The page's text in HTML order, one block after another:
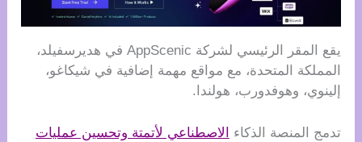
يقع المقر الرئيسي لشركة AppScenic في هديرسفيلد،
المملكة المتحدة، مع مواقع مهمة إضافية في شيكاغو،
إلينوي، وهوفدورب، هولندا.
تدمج المنصة الذكاء
الاصطناعي لأتمتة وتحسين عمليات